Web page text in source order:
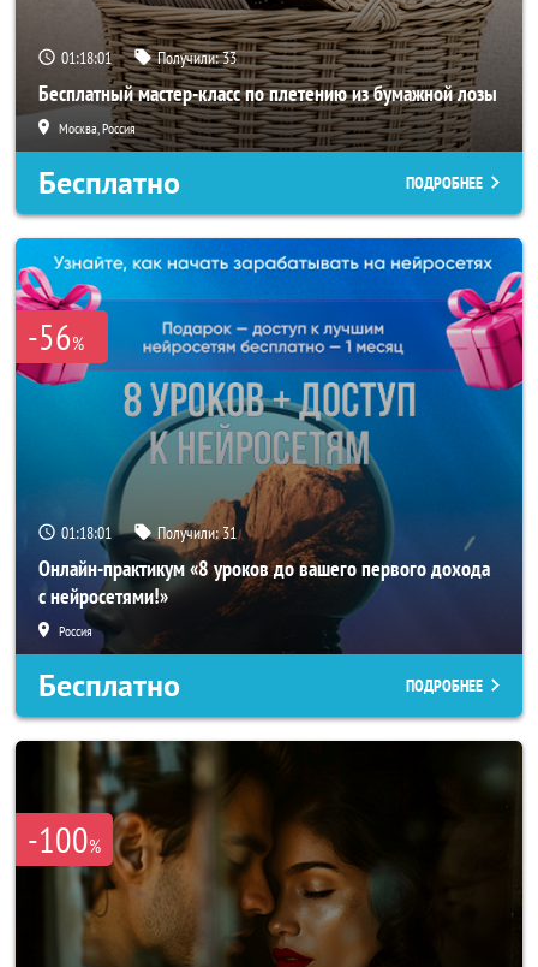
01:17:58 Получили:33
Бесплатный мастер-класс по плетению из бумажной лозы
Москва, Россия
Бесплатно ПОДРОБНЕЕ
-56%
01:17:58 Получили:31
Онлайн-практикум «8 уроков до вашего первого дохода
с нейросетями!»
Россия
Бесплатно ПОДРОБНЕЕ
-100%